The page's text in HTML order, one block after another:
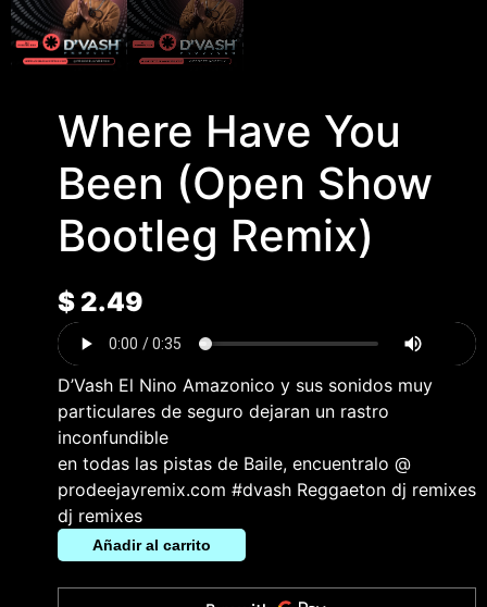
Where Have You
Been (Open Show
Bootleg Remix)
$2.49
D’Vash El Nino Amazonico y sus sonidos muy
particulares de seguro dejaran un rastro
inconfundible
en todas las pistas de Baile, encuentralo @
prodeejayremix.com #dvash Reggaeton dj remixes
dj remixes
Añadir al carrito